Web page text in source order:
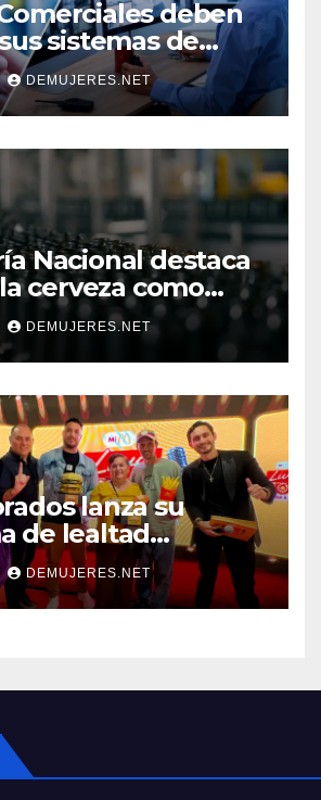
deben
sistemas de
ante el
de visitantes por
Tercer Mes
DEMUJERES.NET
Nacional destaca
cerveza como
desarrollo
y sostenibilidad
DEMUJERES.NET
lanza su
de lealtad
y reconoce a
clientes más
Panamá
DEMUJERES.NET